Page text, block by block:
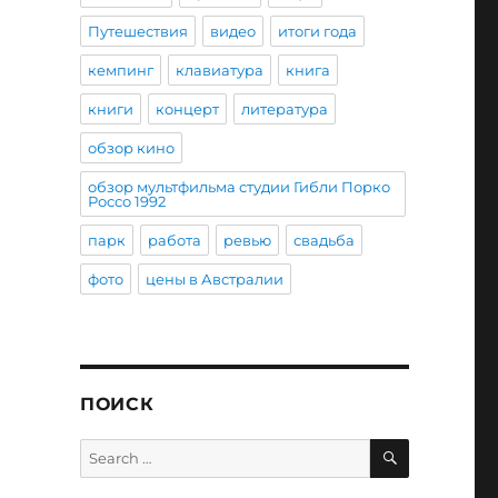
Путешествия видео итоги года
кемпинг клавиатура книга
книги концерт литература
обзор кино
обзор мультфильма студии Гибли Порко
Россо 1992
парк работа ревью свадьба
фото цены в Австралии
ПОИСК
Search
for:
SEARCH